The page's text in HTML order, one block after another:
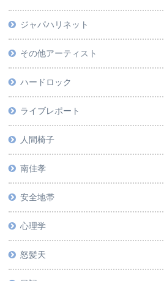
ジャパハリネット
その他アーティスト
ハードロック
ライブレポート
人間椅子
南佳孝
安全地帯
心理学
怒髪天